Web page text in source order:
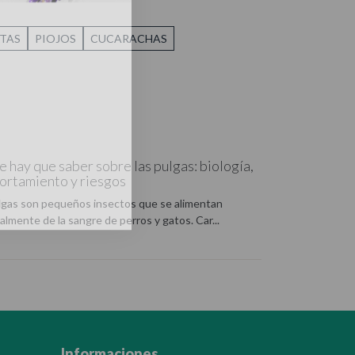
PIOJOS CUCARACHAS
hay que saber sobre las pulgas: biología,
y riesgos
son pequeños insectos que se alimentan
de la sangre de perros y gatos. Car...